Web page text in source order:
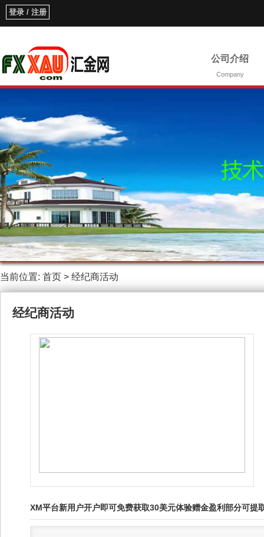
登录 / 注册
公司介绍
Company
当前位置: 首页 > 经纪商活动
经纪商活动
XM平台新用户开户即可免费获取30美元体验赠金盈利部分可提